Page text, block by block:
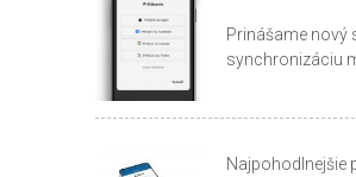
Prinášame nový
synchronizáciu
Najpohodlnejšie